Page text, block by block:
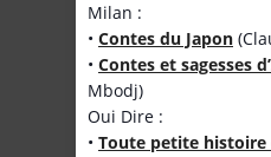
Milan :
• Contes du Japon
• Contes et sagesses
Mbodj)
Oui Dire :
• Toute petite histoire